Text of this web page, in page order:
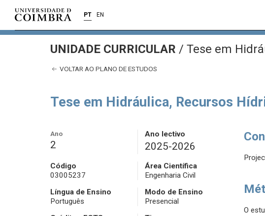
PT EN
UNIDADE CURRICULAR / Tese em
VOLTAR AO PLANO DE ESTUDOS
Tese em Hidráulica, Recursos
Ano
2
Ano lectivo
2025-2026
Código
03005237
Área Científica
Engenharia Civil
Língua de Ensino
Português
Modo de Ensino
Presencial
O